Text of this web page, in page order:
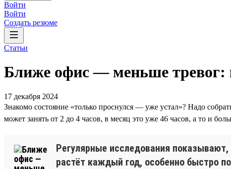
Войти
Войти
Создать резюме
Статьи
Ближе офис — меньше тревог:
17 декабря 2024
Знакомо состояние «только проснулся — уже устал»? Надо
может занять от 2 до 4 часов, в месяц это уже 46 часов, а то и
Регулярные исследования
растёт каждый год, особенно быстро